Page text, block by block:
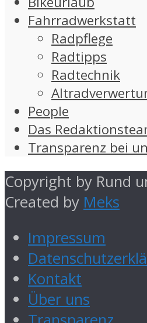
Fahrradwerkstatt
Radpflege
Radtipps
Radtechnik
People
Das
Transparenz bei
Copyright by Rund
Created by Meks
Impressum
Kontakt
Über uns